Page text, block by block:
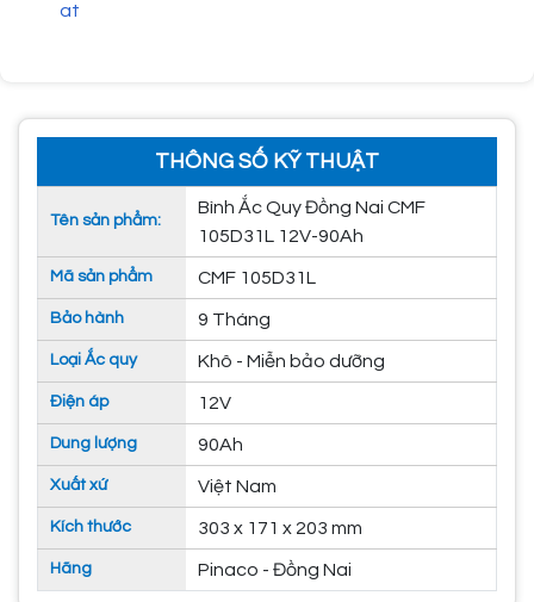
at
THÔNG SỐ KỸ THUẬT
Tên sản phẩm:
Bình Ắc Quy Đồng Nai CMF
105D31L 12V-90Ah
Mã sản phẩm CMF 105D31L
Bảo hành 9 Tháng
Loại Ắc quy Khô - Miễn bảo dưỡng
Điện áp 12V
Dung lượng 90Ah
Xuất xứ Việt Nam
Kích thước 303 x 171 x 203 mm
Hãng Pinaco - Đồng Nai